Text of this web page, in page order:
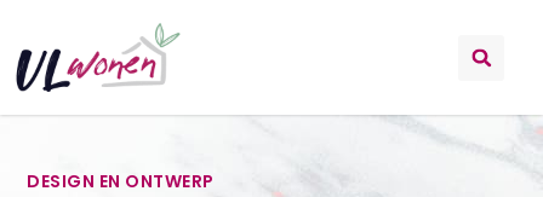
DESIGN EN ONTWERP